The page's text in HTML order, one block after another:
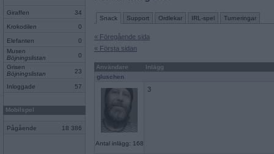
Giraffen 34
Krokodilen 0
Elefanten
0
Musen
Böjningslistan
0
Grisen
Böjningslistan
23
Inloggade 57
Mobilspel
Pågående 18 386
Snack Support Ordlekar IRL-spel Turneringar
« Föregående sida
« Första sidan
Användare
Inlägg
gluschen
Antal inlägg: 168
3